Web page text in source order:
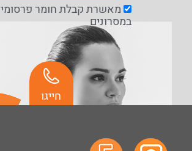
מאשרת קבלת חומר פרסומי
במסרונים
חייגו